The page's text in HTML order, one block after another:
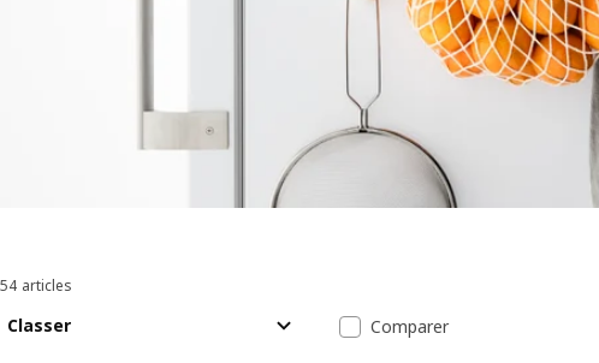
Trier et filtrer
54 articles
Classer Liste des résultats
Comparer